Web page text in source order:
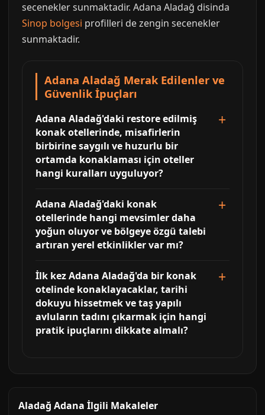
secenekler sunmaktadir. Adana Aladağ disinda
Sinop bolgesi profilleri de zengin secenekler
sunmaktadir.
Adana Aladağ Merak Edilenler ve
Güvenlik İpuçları
Adana Aladağ'daki restore edilmiş
konak otellerinde, misafirlerin
birbirine saygılı ve huzurlu bir
ortamda konaklaması için oteller
hangi kuralları uyguluyor?
Adana Aladağ'daki konak
otellerinde hangi mevsimler daha
yoğun oluyor ve bölgeye özgü talebi
artıran yerel etkinlikler var mı?
İlk kez Adana Aladağ'da bir konak
otelinde konaklayacaklar, tarihi
dokuyu hissetmek ve taş yapılı
avluların tadını çıkarmak için hangi
pratik ipuçlarını dikkate almalı?
Aladağ Adana İlgili Makaleler